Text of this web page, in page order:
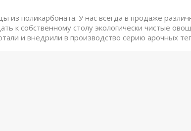
из поликарбоната. У нас всегда в продаже
к собственному столу экологически чистые
и внедрили в производство серию арочных